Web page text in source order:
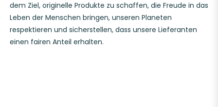
dem Ziel, originelle Produkte zu schaffen, die Freude in das
Leben der Menschen bringen, unseren Planeten
respektieren und sicherstellen, dass unsere Lieferanten
einen fairen Anteil erhalten.